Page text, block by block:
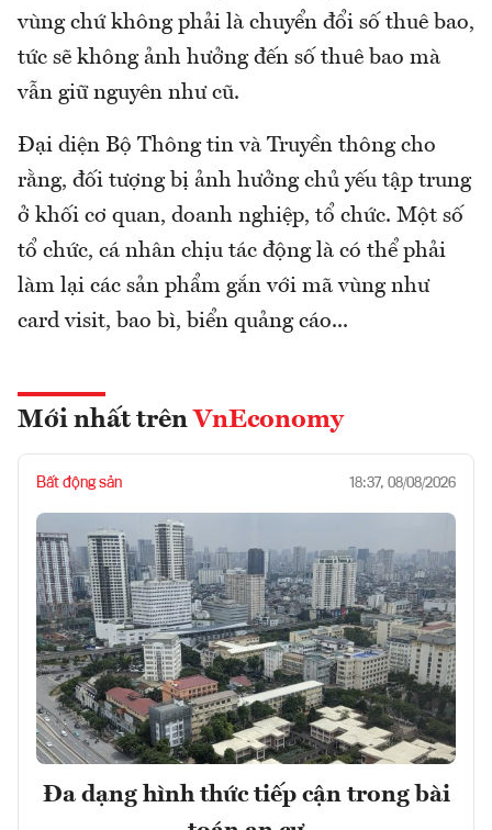
vùng chứ không phải là chuyển đổi số thuê bao,
tức sẽ không ảnh hưởng đến số thuê bao mà
vẫn giữ nguyên như cũ.
Đại diện Bộ Thông tin và Truyền thông cho
rằng, đối tượng bị ảnh hưởng chủ yếu tập trung
ở khối cơ quan, doanh nghiệp, tổ chức. Một số
tổ chức, cá nhân chịu tác động là có thể phải
làm lại các sản phẩm gắn với mã vùng như
card visit, bao bì, biển quảng cáo...
Mới nhất trên VnEconomy
Bất động sản 18:37, 08/08/2026
Đa dạng hình thức tiếp cận trong bài